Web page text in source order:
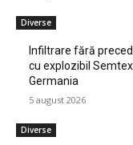
Diverse
Infiltrare fără
cu explozibil
Germania
5 august 2026
Diverse